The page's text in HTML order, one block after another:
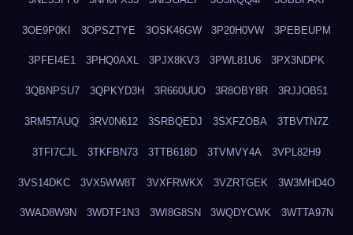
3OE9P0KI 3OPSZTYE 3OSK46GW 3P20H0VW 3PEBEUPM
3PFEI4E1 3PHQ0AXL 3PJX8KV3 3PWL81U6 3PX3NDPK
3QBNPSU7 3QPKYD3H 3R660UUO 3R8OBY8R 3RJJOB51
3RM5TAUQ 3RV0N612 3SRBQEDJ 3SXFZOBA 3TBVTN7Z
3TFI7CJL 3TKFBN73 3TTB618D 3TVMVY4A 3VPL82H9
3VS14DKC 3VX5WW8T 3VXFRWKX 3VZRTGEK 3W3MHD4O
3WAD8W9N 3WDTF1N3 3WI8G8SN 3WQDYCWK 3WTTA97N